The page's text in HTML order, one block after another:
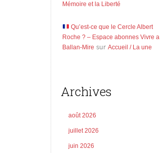
Mémoire et la Liberté
Qu’est-ce que le Cercle Albert
Roche ? – Espace abonnes Vivre a
Ballan-Mire surAccueil / La une
Archives
août 2026
juillet 2026
juin 2026